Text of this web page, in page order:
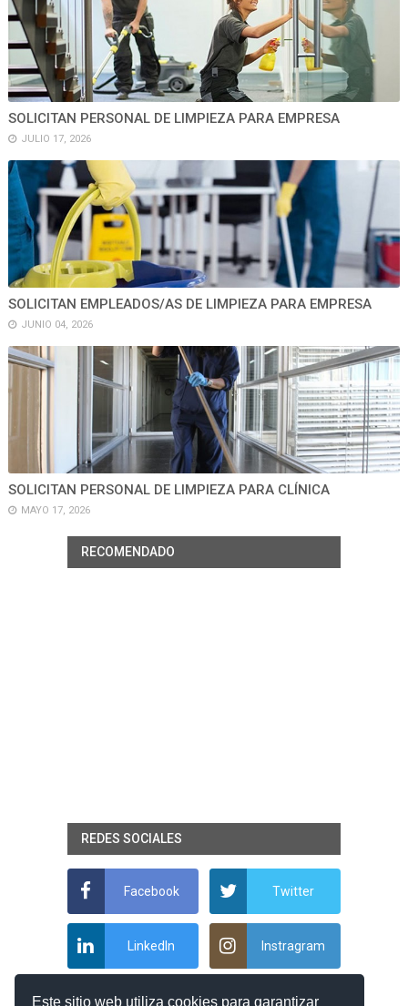
Este sitio web utiliza cookies para garantizar
SOLICITAN PERSONAL DE LIMPIEZA PARA EMPRESA
JULIO 17, 2026
SOLICITAN EMPLEADOS/AS DE LIMPIEZA PARA EMPRESA
JUNIO 04, 2026
SOLICITAN PERSONAL DE LIMPIEZA PARA CLÍNICA
MAYO 17, 2026
RECOMENDADO
REDES SOCIALES
Facebook Twitter
LinkedIn Instragram